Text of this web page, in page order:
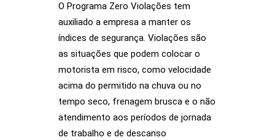
O Programa Zero Violações tem
auxiliado a empresa a manter os
índices de segurança. Violações são
as situações que podem colocar o
motorista em risco, como velocidade
acima do permitido na chuva ou no
tempo seco, frenagem brusca e o não
atendimento aos períodos de jornada
de trabalho e de descanso